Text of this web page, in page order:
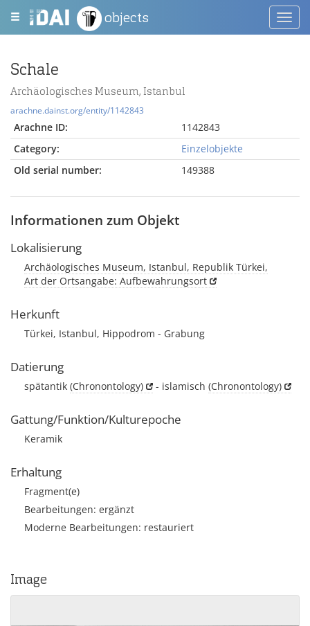
objects
Schale
Archäologisches Museum, Istanbul
arachne.dainst.org/entity/1142843
Arachne ID:
1142843
Category:
Einzelobjekte
Old serial number:
149388
Informationen zum Objekt
Lokalisierung
Archäologisches Museum, Istanbul, Republik Türkei,
Art der Ortsangabe: Aufbewahrungsort
Herkunft
Türkei, Istanbul, Hippodrom - Grabung
Datierung
spätantik (Chronontology) - islamisch (Chronontology)
Gattung/Funktion/Kulturepoche
Keramik
Erhaltung
Fragment(e)
Bearbeitungen: ergänzt
Moderne Bearbeitungen: restauriert
Image